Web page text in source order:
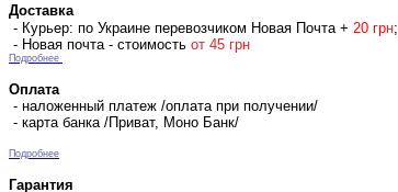
Доставка
- Курьер: по Украине перевозчиком Новая Почта + 20 грн;
- Новая почта - стоимость от 45 грн
Подробнее
Оплата
- наложенный платеж /оплата при получении/
- карта банка /Приват, Моно Банк/
Подробнее
Гарантия